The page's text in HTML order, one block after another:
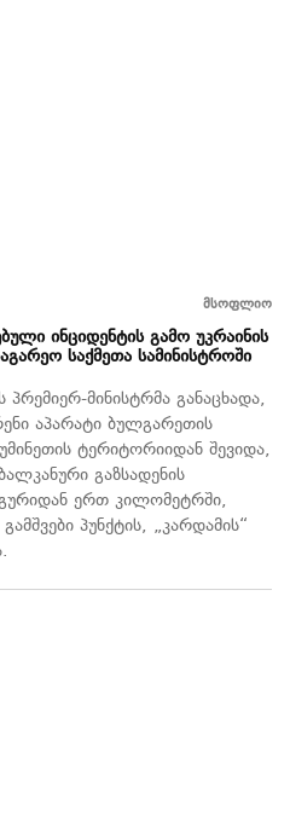
მსოფლიო
ინციდენტის გამო უკრაინის
საქმეთა სამინისტროში
მინისტრმა განაცხადა,
აპარატი ბულგარეთის
ტერიტორიიდან შევიდა,
გაზსადენის
ერთ კილომეტრში,
პუნქტის, „კარდამის“